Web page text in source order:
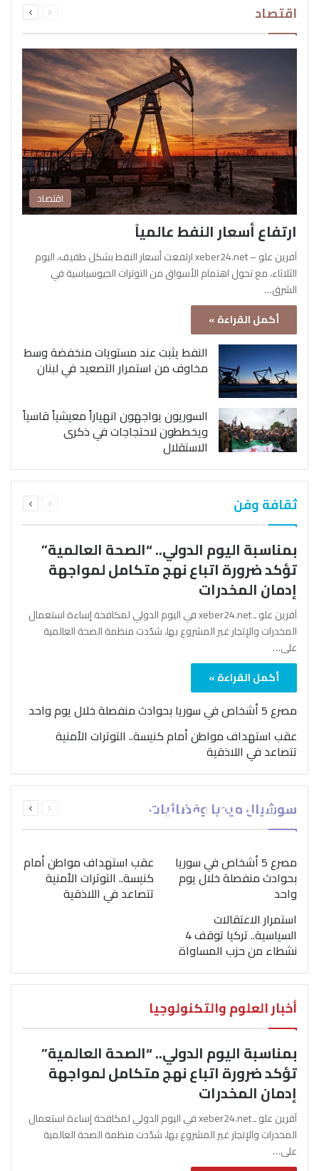
اقتصاد الصفحةالصفحة
اقتصاد
ارتفاع أسعار النفط عالمياً
آفرين علو – xeber24.net ارتفعت أسعار النفط بشكل طفيف، اليوم
الثلاثاء، مع تحول اهتمام الأسواق من التوترات الجيوسياسية في
الشرق…
أكمل القراءة »
النفط يثبت عند مستويات منخفضة وسط
مخاوف من استمرار التصعيد في لبنان
السوريون يواجهون انهياراً معيشياً قاسياً
ويخططون لاحتجاجات في ذكرى
الاستقلال
ثقافة وفن الصفحةالصفحة
بمناسبة اليوم الدولي.. “الصحة العالمية”
تؤكد ضرورة اتباع نهج متكامل لمواجهة
إدمان المخدرات
آفرين علو ـ xeber24.net في اليوم الدولي لمكافحة إساءة استعمال
المخدرات والإتجار غير المشروع بها، شدّدت منظمة الصحة العالمية
على…
أكمل القراءة »
مصرع 5 أشخاص في سوريا بحوادث منفصلة خلال يوم واحد
عقب استهداف مواطن أمام كنيسة.. التوترات الأمنية
تتصاعد في اللاذقية
سوشيال ميديا وفضائيات الصفحةالصفحة
بمناسبة اليوم الدولي..
“الصحة العالمية” تؤكد
ضرورة اتباع نهج متكامل
لمواجهة إدمان المخدرات
مصرع 5 أشخاص في سوريا
بحوادث منفصلة خلال يوم
واحد
عقب استهداف مواطن أمام
كنيسة.. التوترات الأمنية
تتصاعد في اللاذقية
استمرار الاعتقالات
السياسية.. تركيا توقف 4
نشطاء من حزب المساواة
أخبار العلوم والتكنولوجيا
بمناسبة اليوم الدولي.. “الصحة العالمية”
تؤكد ضرورة اتباع نهج متكامل لمواجهة
إدمان المخدرات
آفرين علو ـ xeber24.net في اليوم الدولي لمكافحة إساءة استعمال
المخدرات والإتجار غير المشروع بها، شدّدت منظمة الصحة العالمية
على…